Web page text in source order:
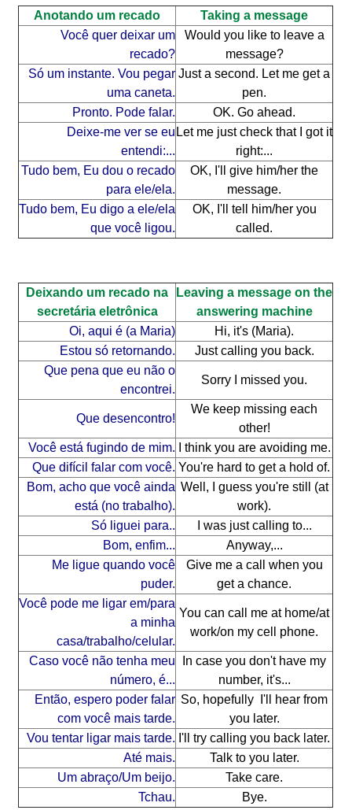
Anotando um recado
Taking a message
Você quer deixar um
recado?
Would you like to leave a
message?
Só um instante. Vou pegar
uma caneta.
Just a second. Let me get a
pen.
Pronto. Pode falar.
OK. Go ahead.
Deixe-me ver se eu
entendi:...
Let me just check that I got it
right:...
Tudo bem, Eu dou o recado
para ele/ela.
OK, I'll give him/her the
message.
Tudo bem, Eu digo a ele/ela
que você ligou.
OK, I'll tell him/her you
called.
Deixando um recado na
secretária eletrônica
Leaving a message on the
answering machine
Oi, aqui é (a Maria)
Hi, it's (Maria).
Estou só retornando.
Just calling you back.
Que pena que eu não o
encontrei.
Sorry I missed you.
Que desencontro!
We keep missing each
other!
Você está fugindo de mim.
I think you are avoiding me.
Que difícil falar com você. You're hard to get a hold of.
Bom, acho que você ainda
está (no trabalho).
Well, I guess you're still (at
work).
Só liguei para..
I was just calling to...
Bom, enfim...
Anyway,...
Me ligue quando você
puder.
Give me a call when you
get a chance.
Você pode me ligar em/para
a minha
casa/trabalho/celular.
You can call me at home/at
work/on my cell phone.
Caso você não tenha meu
número, é...
In case you don't have my
number, it's...
Então, espero poder falar
com você mais tarde.
So, hopefully I'll hear from
you later.
Vou tentar ligar mais tarde. I'll try calling you back later.
Até mais.
Talk to you later.
Um abraço/Um beijo.
Take care.
Tchau.
Bye.